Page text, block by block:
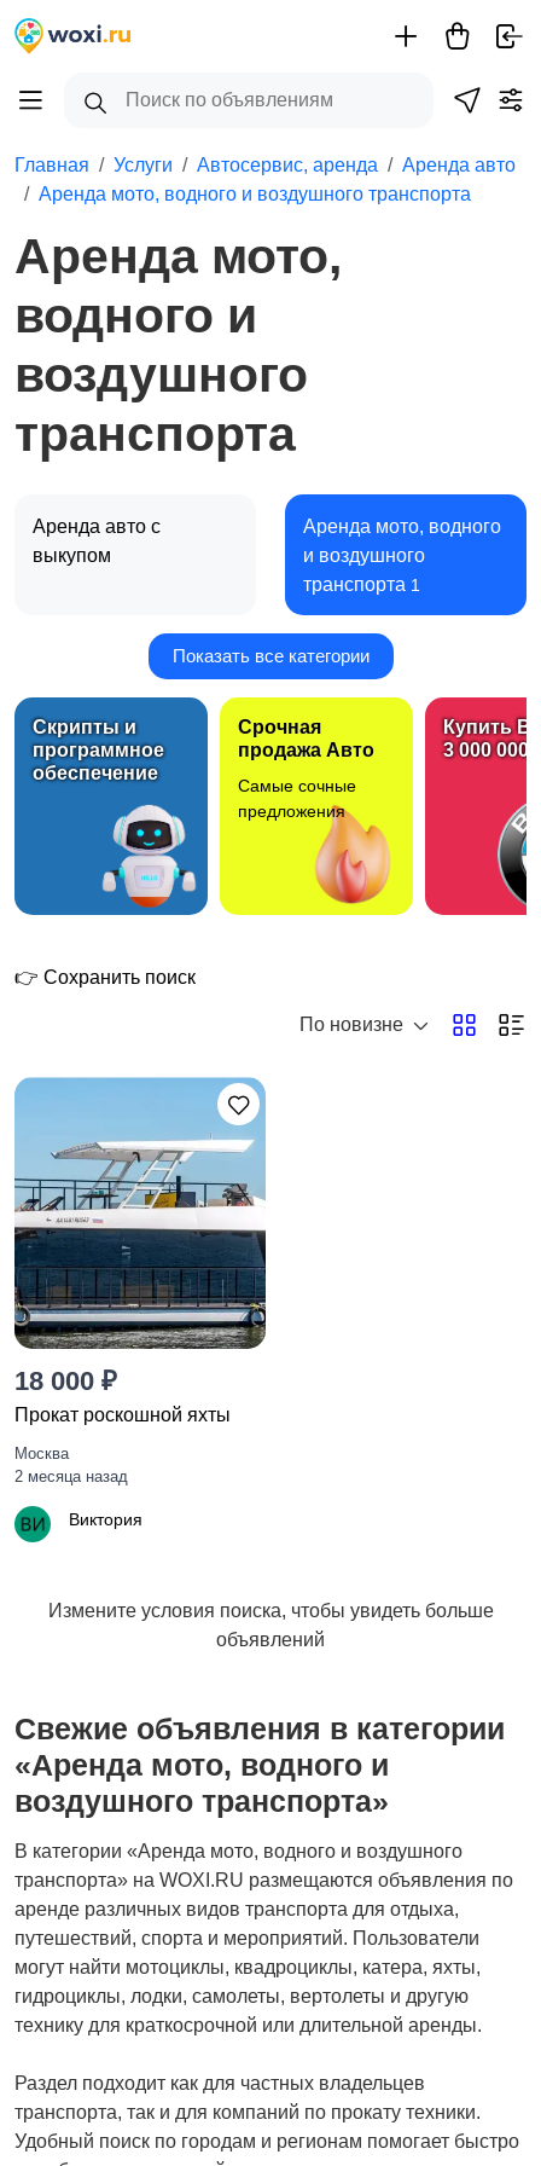
Главная Услуги Автосервис, аренда
Аренда авто
Аренда мото, водного и воздушного транспорта
Аренда мото,
водного и
воздушного
транспорта
Аренда авто с
выкупом
Аренда мото, водного
и воздушного
транспорта 1
Авто для личного
использования
Авто под такси
Показать все категории
Скрипты и
программное
обеспечение
Срочная
продажа Авто
Самые сочные
предложения
Купить
3 000 000
👉 Сохранить поиск
По новизне
18 000 ₽
Прокат роскошной яхты
Москва
2 месяца назад
Виктория
Измените условия поиска, чтобы увидеть больше
объявлений
Свежие объявления в категории
«Аренда мото, водного и
воздушного транспорта»
В категории «Аренда мото, водного и воздушного
транспорта» на WOXI.RU размещаются объявления по
аренде различных видов транспорта для отдыха,
путешествий, спорта и мероприятий. Пользователи
могут найти мотоциклы, квадроциклы, катера, яхты,
гидроциклы, лодки, самолеты, вертолеты и другую
технику для краткосрочной или длительной аренды.
Раздел подходит как для частных владельцев
транспорта, так и для компаний по прокату техники.
Удобный поиск по городам и регионам помогает быстро